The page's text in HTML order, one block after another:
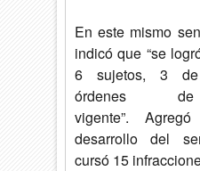
En este mismo
indicó que “se
6 sujetos, 3 de
órdenes de
vigente”.
desarrollo del
cursó 15